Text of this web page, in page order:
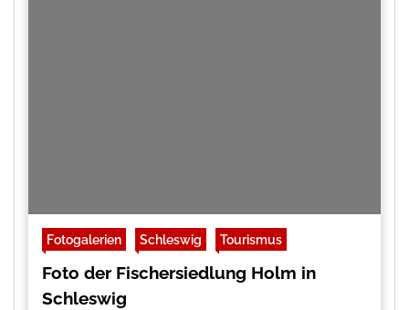
Fotogalerien Schleswig Tourismus
Foto der Fischersiedlung Holm in
Schleswig